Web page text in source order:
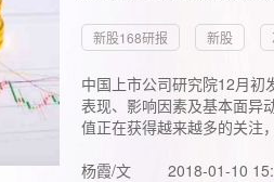
新股168研报 新股
中国上市公司研究院12月初
表现、影响因素及基本面异
值正在获得越来越多的关注
杨霞/文
2018-01-10